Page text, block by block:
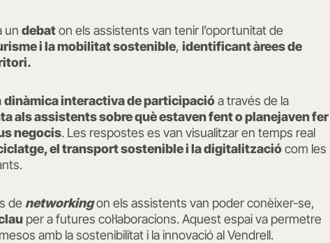
un debaton els assistents van tenir l’oportunitat de
i la mobilitat sostenible, identificant àrees de
dinàmica interactiva de participacióa través de la
als assistents sobre què estaven fent o planejaven fer
negocis. Les respostes es van visualitzar en temps real
el transport sostenible i la digitalitzaciócom les
de networkingon els assistents van poder conèixer-se,
per a futures col·laboracions. Aquest espai va permetre
amb la sostenibilitat i la innovació al Vendrell.